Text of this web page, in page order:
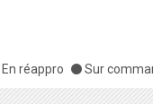
En réappro Sur